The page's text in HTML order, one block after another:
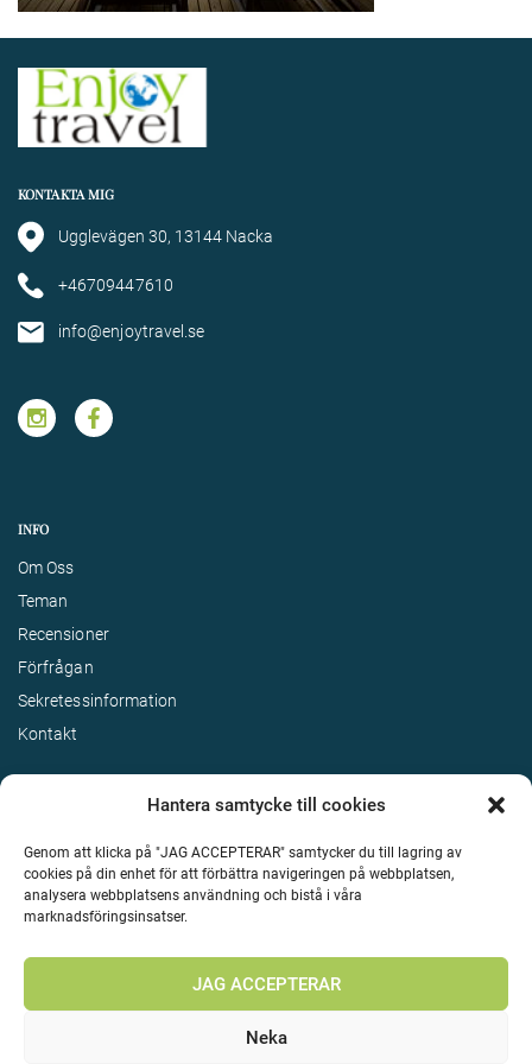
Hantera samtycke till cookies
Genom att klicka på "JAG ACCEPTERAR" samtycker du till lagring av
cookies på din enhet för att förbättra navigeringen på webbplatsen,
analysera webbplatsens användning och bistå i våra
marknadsföringsinsatser.
JAG ACCEPTERAR
Neka
KONTAKTA MIG
Ugglevägen 30, 13144 Nacka
+46709447610
info@enjoytravel.se
INFO
Om Oss
Teman
Recensioner
Förfrågan
Sekretessinformation
Kontakt
Upphovsrätt 2026 Enjoy Travel Alla rättigheter reserverade